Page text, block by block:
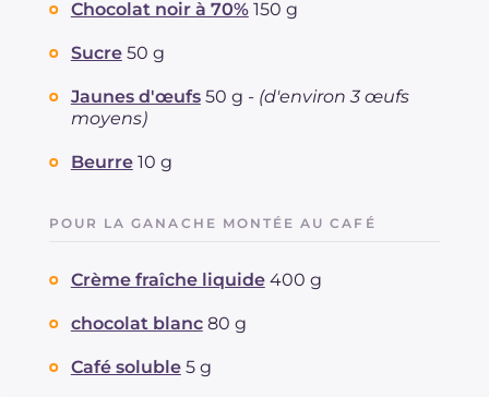
Chocolat noir à 70% 150 g
Sucre 50 g
Jaunes d'œufs 50 g - (d'environ 3 œufs
moyens)
Beurre 10 g
POUR LA GANACHE MONTÉE AU CAFÉ
Crème fraîche liquide 400 g
chocolat blanc 80 g
Café soluble 5 g